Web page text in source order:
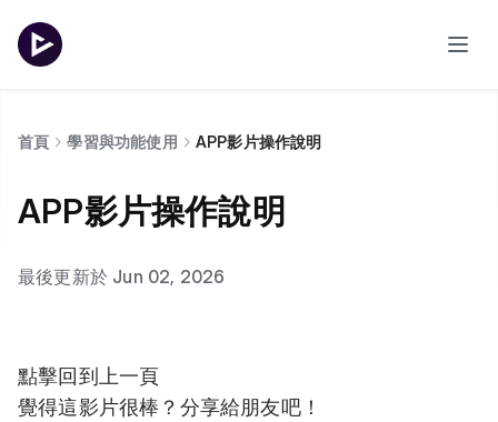
首頁 學習與功能使用 APP影片操作說明
APP影片操作說明
最後更新於 Jun 02, 2026
點擊回到上一頁
覺得這影片很棒？分享給朋友吧！